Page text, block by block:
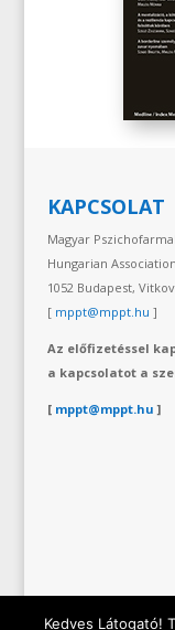
KAPCSOLAT
Magyar
Hungarian
1052 Budapest,
[ mppt@mppt.hu ]
Az előfizetéssel
a kapcsolatot a
[ mppt@mppt.hu ]
Kedves Látogató!